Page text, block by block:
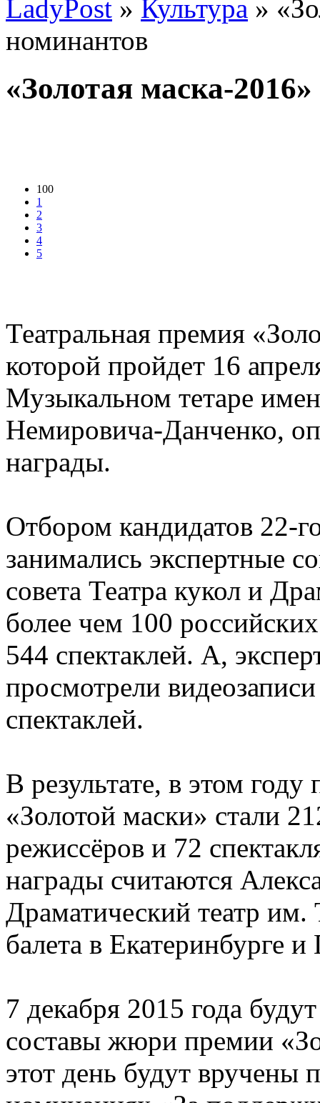
LadyPost » Культура »
номинантов
«Золотая маска-
100
1
2
3
4
5
Театральная премия
которой пройдет 16
Музыкальном тетаре
Немировича-Данченко,
награды.
Отбором кандидатов 22-
занимались экспертные
совета Театра кукол и
более чем 100
544 спектаклей. А,
просмотрели
спектаклей.
В результате, в этом
«Золотой маски» стали
режиссёров и 72
награды считаются
Драматический театр им.
балета в Екатеринбурге
7 декабря 2015 года
составы жюри премии
этот день будут вручены